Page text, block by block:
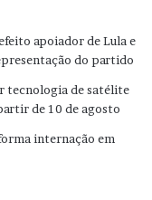
apoiador de Lula e
do partido
tecnologia de satélite
de 10 de agosto
internação em